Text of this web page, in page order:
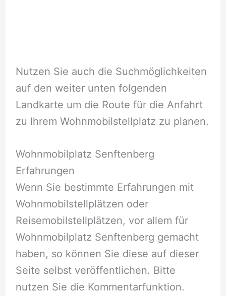
Nutzen Sie auch die Suchmöglichkeiten
auf den weiter unten folgenden
Landkarte um die Route für die Anfahrt
zu Ihrem Wohnmobilstellplatz zu planen.
Wohnmobilplatz Senftenberg
Erfahrungen
Wenn Sie bestimmte Erfahrungen mit
Wohnmobilstellplätzen oder
Reisemobilstellplätzen, vor allem für
Wohnmobilplatz Senftenberg gemacht
haben, so können Sie diese auf dieser
Seite selbst veröffentlichen. Bitte
nutzen Sie die Kommentarfunktion.